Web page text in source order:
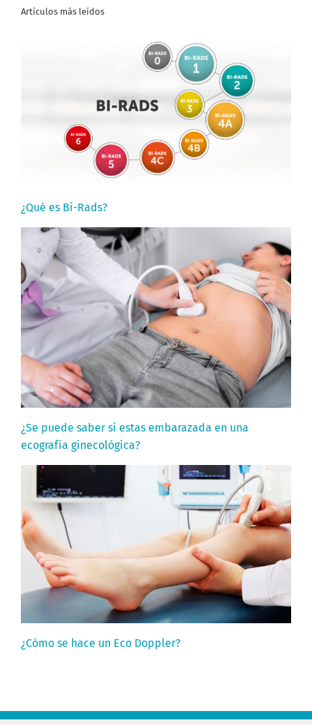
Artículos más leídos
¿Qué es Bi-Rads?
¿Se puede saber si estas embarazada en una
ecografía ginecológica?
¿Cómo se hace un Eco Doppler?